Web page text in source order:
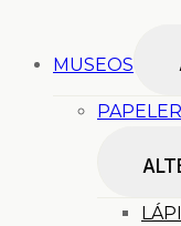
MUSEOS